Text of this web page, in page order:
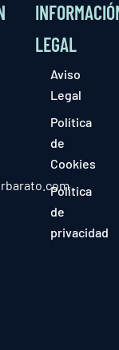
LEGAL
Aviso
Legal
Política
de
Cookies
Política
de
privacidad